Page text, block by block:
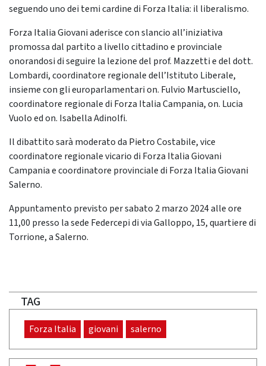
seguendo uno dei temi cardine di Forza Italia: il liberalismo.
Forza Italia Giovani aderisce con slancio all’iniziativa
promossa dal partito a livello cittadino e provinciale
onorandosi di seguire la lezione del prof. Mazzetti e del dott.
Lombardi, coordinatore regionale dell’Istituto Liberale,
insieme con gli europarlamentari on. Fulvio Martusciello,
coordinatore regionale di Forza Italia Campania, on. Lucia
Vuolo ed on. Isabella Adinolfi.
Il dibattito sarà moderato da Pietro Costabile, vice
coordinatore regionale vicario di Forza Italia Giovani
Campania e coordinatore provinciale di Forza Italia Giovani
Salerno.
Appuntamento previsto per sabato 2 marzo 2024 alle ore
11,00 presso la sede Federcepi di via Galloppo, 15, quartiere di
Torrione, a Salerno.
TAG
Forza Italia giovani salerno